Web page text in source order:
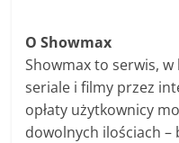
O Showmax
Showmax to serwis,
seriale i filmy przez
opłaty użytkownicy
dowolnych ilościach –